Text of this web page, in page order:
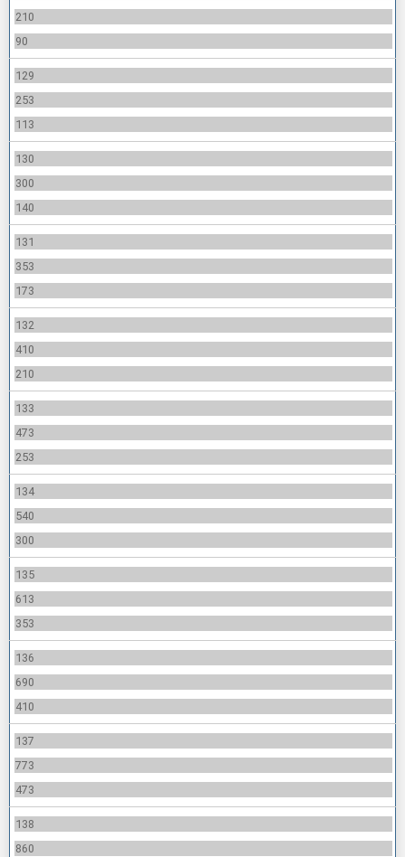
210
90
129
253
113
130
300
140
131
353
173
132
410
210
133
473
253
134
540
300
135
613
353
136
690
410
137
773
473
138
860